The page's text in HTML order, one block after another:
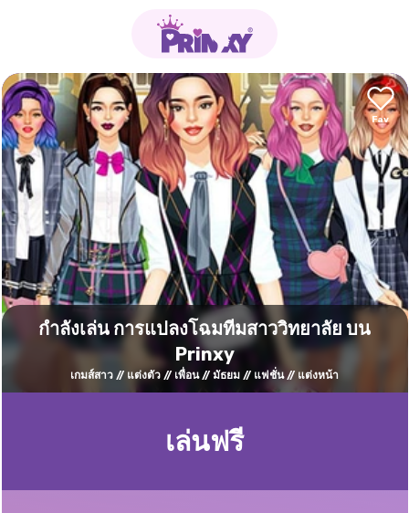
กำลังเล่น การแปลงโฉมทีมสาววิทยาลัย บน
Prinxy
เกมส์สาว แต่งตัว เพื่อน มัธยม แฟชั่น แต่งหน้า
เล่นฟรี